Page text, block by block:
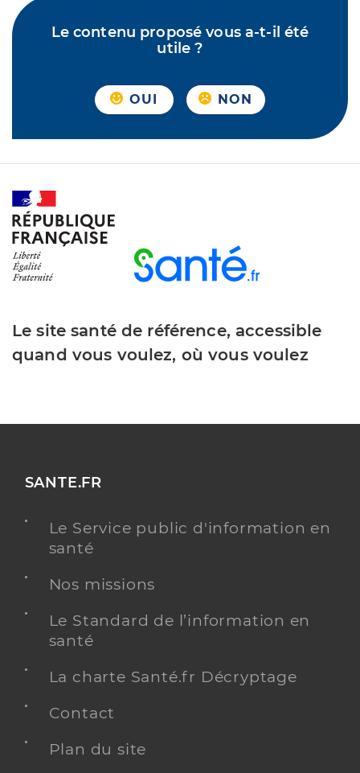
Le contenu proposé vous a-t-il été
utile ?
OUI NON
Le site santé de référence, accessible
quand vous voulez, où vous voulez
SANTE.FR
Le Service public d'information en
santé
Nos missions
Le Standard de l’information en
santé
La charte Santé.fr Décryptage
Contact
Plan du site